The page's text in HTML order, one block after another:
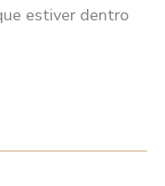
estiver dentro